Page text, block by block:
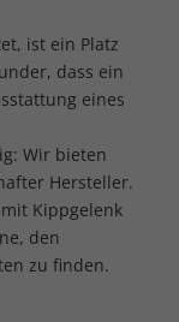
ist ein Platz
dass ein
eines
Wir bieten
Hersteller.
Kippgelenk
den
zu finden.